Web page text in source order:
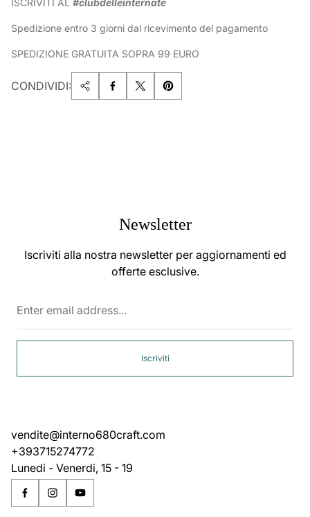
ISCRIVITI AL #clubdelleinternate
Spedizione entro 3 giorni dal ricevimento del pagamento
SPEDIZIONE GRATUITA SOPRA 99 EURO
CONDIVIDI:
Newsletter
Iscriviti alla nostra newsletter per aggiornamenti ed
offerte esclusive.
Iscriviti
vendite@interno680craft.com
+393715274772
Lunedi - Venerdi, 15 - 19